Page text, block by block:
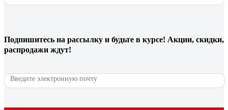
Подпишитесь на рассылку и будьте в курсе! Акции, скидки,
распродажи ждут!